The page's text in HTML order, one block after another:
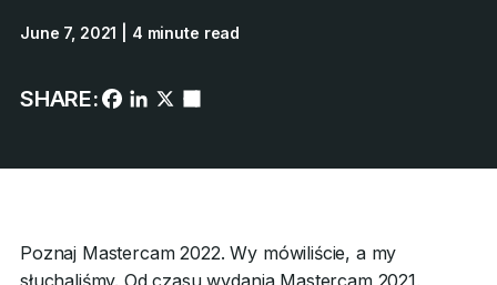
June 7, 2021 | 4 minute read
SHARE:
Poznaj Mastercam 2022. Wy mówiliście, a my
słuchaliśmy. Od czasu wydania Mastercam 2021,